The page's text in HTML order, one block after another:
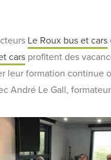
Le Roux bus et cars
cars profitent des
leur formation continue
André Le Gall,